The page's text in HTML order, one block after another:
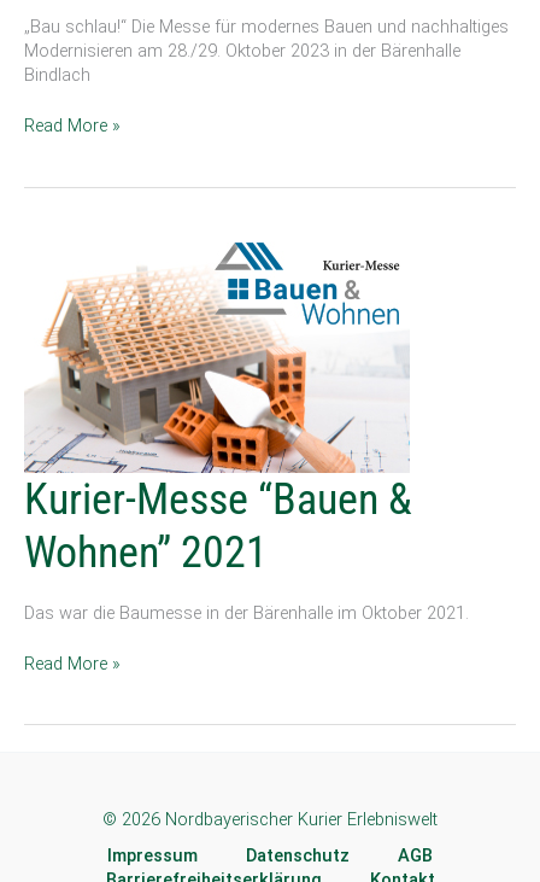
„Bau schlau!“ Die Messe für modernes Bauen und nachhaltiges
Modernisieren am 28./29. Oktober 2023 in der Bärenhalle
Bindlach
2022
Read More »
Kurier-Messe “Bauen &
Wohnen” 2021
Das war die Baumesse in der Bärenhalle im Oktober 2021.
Kurier-
Messe
“Bauen
&
2021
Read More »
© 2026 Nordbayerischer Kurier Erlebniswelt
Impressum
Datenschutz
AGB